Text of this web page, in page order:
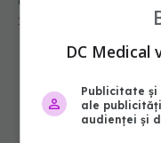
18 iul 2026, 13:00
DC Medical
Publicitate și
ale
audienței și